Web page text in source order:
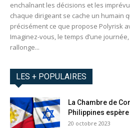
enchaînant les décisions et les
chaque dirigeant se cache un humain
précisément ce que propose Polyrisk
Imaginez-vous, le temps d’une
rallonge...
LES + POPULAIRES
La Chambre de
Philippines espère
20 octobre 2023